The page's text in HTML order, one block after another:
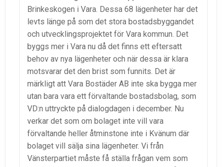
Brinkeskogen i Vara. Dessa 68 lägenheter har det
levts länge på som det stora bostadsbyggandet
och utvecklingsprojektet för Vara kommun. Det
byggs mer i Vara nu då det finns ett eftersatt
behov av nya lägenheter och när dessa är klara
motsvarar det den brist som funnits. Det är
märkligt att Vara Bostäder AB inte ska bygga mer
utan bara vara ett förvaltande bostadsbolag, som
VD:n uttryckte på dialogdagen i december. Nu
verkar det som om bolaget inte vill vara
förvaltande heller åtminstone inte i Kvänum där
bolaget vill sälja sina lägenheter. Vi från
Vänsterpartiet måste få ställa frågan vem som